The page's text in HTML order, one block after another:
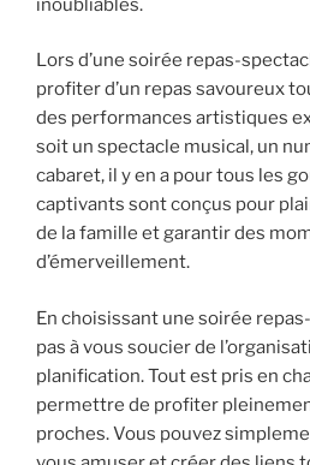
inoubliables.
Lors d’une soirée repas-
profiter d’un repas savoureux
des performances artistiques
soit un spectacle musical, un
cabaret, il y en a pour tous les
captivants sont conçus pour
de la famille et garantir des
d’émerveillement.
En choisissant une soirée
pas à vous soucier de
planification. Tout est pris en
permettre de profiter
proches. Vous pouvez